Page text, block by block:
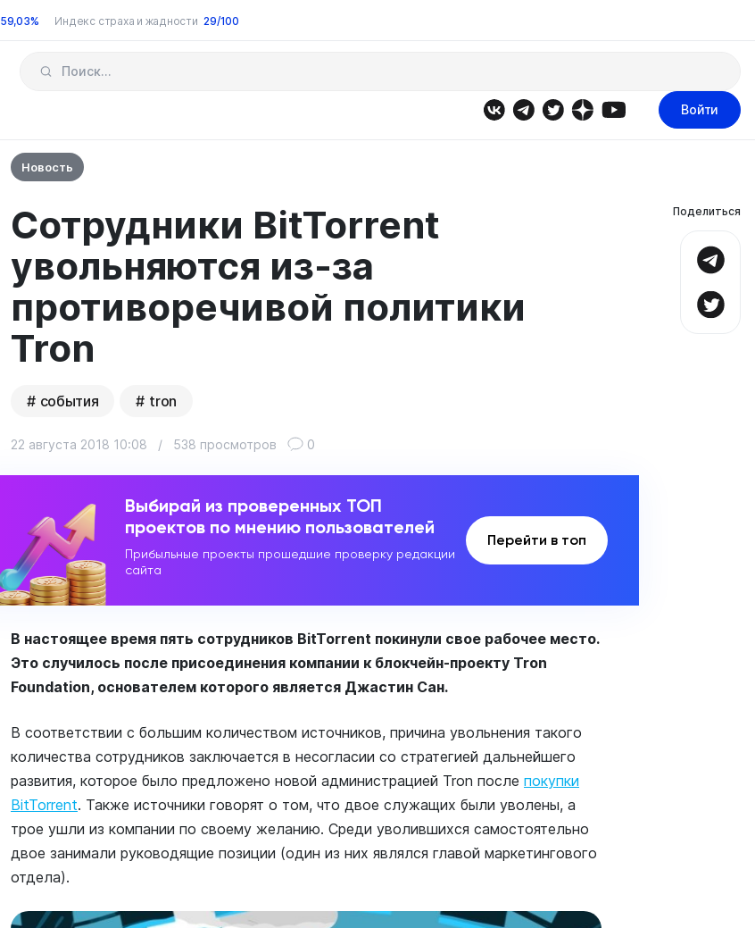
59,03% Индекс страха и жадности 29/100
Войти
Новость
Сотрудники BitTorrent
увольняются из-за
противоречивой политики
Tron
события tron
22 августа 2018 10:08 / 538 просмотров 0
Выбирай из проверенных ТОП
проектов по мнению пользователей
Прибыльные проекты прошедшие проверку редакции
сайта
Перейти в топ
В настоящее время пять сотрудников BitTorrent покинули свое рабочее место.
Это случилось после присоединения компании к блокчейн-проекту Tron
Foundation, основателем которого является Джастин Сан.
В соответствии с большим количеством источников, причина увольнения такого
количества сотрудников заключается в несогласии со стратегией дальнейшего
развития, которое было предложено новой администрацией Tron после покупки
BitTorrent. Также источники говорят о том, что двое служащих были уволены, а
трое ушли из компании по своему желанию. Среди уволившихся самостоятельно
двое занимали руководящие позиции (один из них являлся главой маркетингового
отдела).
Поделиться